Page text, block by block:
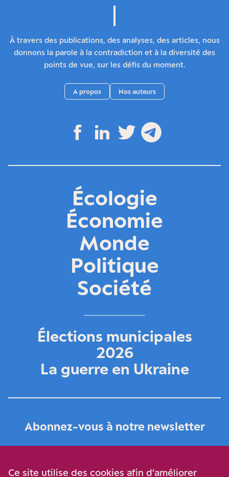
À travers des publications, des analyses, des articles, nous
donnons la parole à la contradiction et à la diversité des
points de vue, sur les défis du moment.
A propos Nos auteurs
Écologie
Économie
Monde
Politique
Société
Élections municipales
2026
La guerre en Ukraine
Abonnez-vous à notre newsletter
Ce site utilise des cookies afin d’améliorer